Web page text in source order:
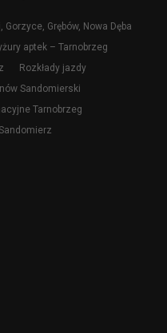
Grębów, Nowa Dęba
aptek – Tarnobrzeg
Rozkłady jazdy
Sandomierski
Tarnobrzeg